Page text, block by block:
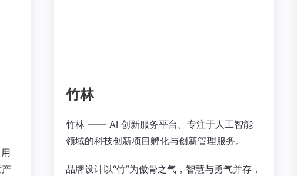
竹林
竹林 —— AI 创新服务平台。专注于人工智能
领域的科技创新项目孵化与创新管理服务。
品牌设计以“竹”为傲骨之气，智慧与勇气并存，